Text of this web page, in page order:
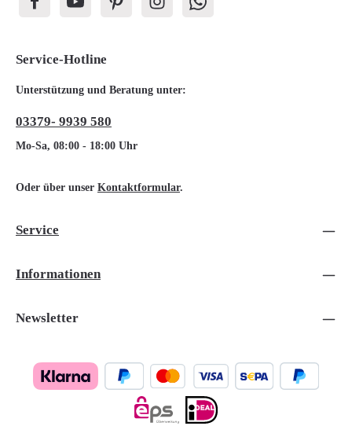
Service-Hotline
Unterstützung und Beratung unter:
03379- 9939 580
Mo-Sa, 08:00 - 18:00 Uhr
Oder über unser Kontaktformular.
Service
Informationen
Newsletter